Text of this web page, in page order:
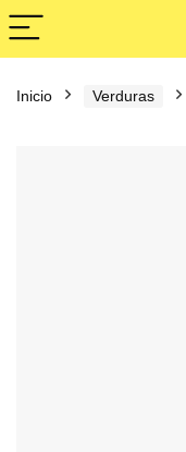
Inicio Verduras